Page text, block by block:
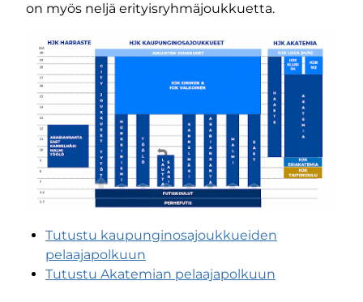
on myös neljä erityisryhmäjoukkuetta.
Tutustu kaupunginosajoukkueiden
pelaajapolkuun
Tutustu Akatemian pelaajapolkuun